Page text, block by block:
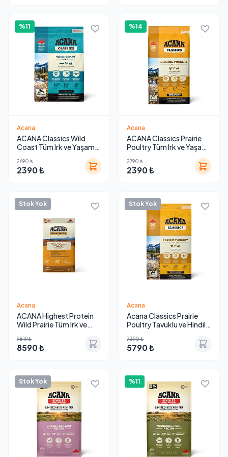
%11
Acana
ACANA Classics Wild
Coast Tüm Irk ve Yaşam
Maması
2690 ₺
2390 ₺
%14
Acana
ACANA Classics Prairie
Poultry Tüm Irk ve Yaşam
Maması
2790 ₺
2390 ₺
Stok Yok
Acana
ACANA Highest Protein
Wild Prairie Tüm Irk ve
Tahılsız Köpek Maması
11,4 kg
9819 ₺
8590 ₺
Stok Yok
Acana
Acana Classics Prairie
Poultry Tavuklu ve Hindili
Maması 9.7 kg
7390 ₺
5790 ₺
Stok Yok %11